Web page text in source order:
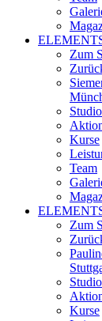
Zum
Kurse
Team
Zum
Kurse